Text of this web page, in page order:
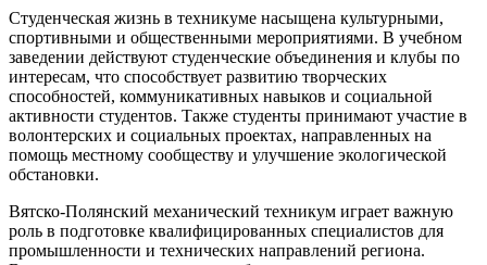
Студенческая жизнь в техникуме насыщена культурными,
спортивными и общественными мероприятиями. В учебном
заведении действуют студенческие объединения и клубы по
интересам, что способствует развитию творческих
способностей, коммуникативных навыков и социальной
активности студентов. Также студенты принимают участие в
волонтерских и социальных проектах, направленных на
помощь местному сообществу и улучшение экологической
обстановки.
Вятско-Полянский механический техникум играет важную
роль в подготовке квалифицированных специалистов для
промышленности и технических направлений региона.